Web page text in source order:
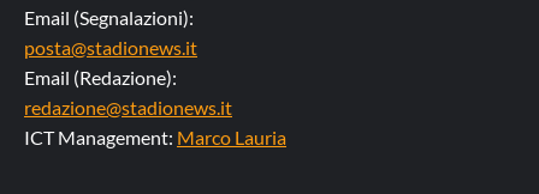
Email (Segnalazioni):
posta@stadionews.it
Email (Redazione):
redazione@stadionews.it
ICT Management: Marco Lauria